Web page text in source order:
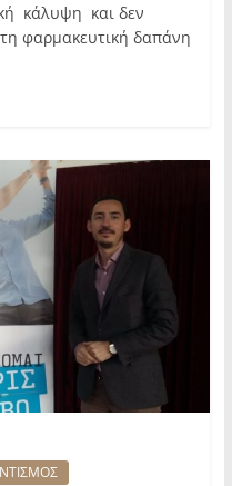
κάλυψη και δεν
φαρμακευτική δαπάνη